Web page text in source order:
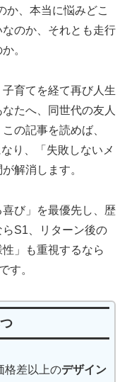
か、本当に悩みどこ
のか、それとも走行
。
育てを経て再び人生
たへ、同世代の友人
の記事を読めば、
り、「失敗しないメ
解消します。
喜び」を最優先し、歴
S1、リターン後の
」も重視するなら
す。
格差以上のデザイン